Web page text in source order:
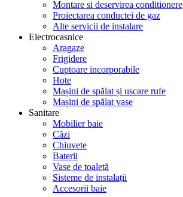
Montare si deservirea conditionere
Proiectarea conductei de gaz
Alte servicii de instalare
Electrocasnice
Aragaze
Frigidere
Cuptoare incorporabile
Hote
Mașini de spălat și uscare rufe
Mașini de spălat vase
Sanitare
Mobilier baie
Căzi
Chiuvete
Baterii
Vase de toaletă
Sisteme de instalații
Accesorii baie